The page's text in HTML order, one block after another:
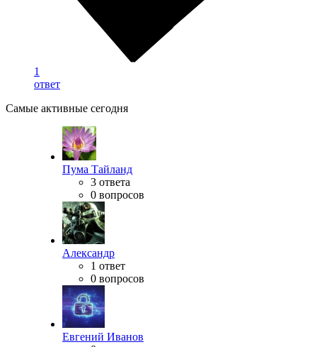
1
ответ
Самые активные сегодня
Пума Тайланд
3 ответа
0 вопросов
Александр
1 ответ
0 вопросов
Евгений Иванов